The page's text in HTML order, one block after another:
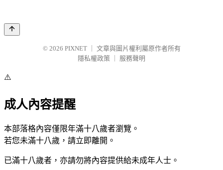
© 2026 PIXNET
文章與圖片權利屬原作者所有
隱私權政策
服務聲明
⚠️
成人內容提醒
本部落格內容僅限年滿十八歲者瀏覽。
若您未滿十八歲，請立即離開。
已滿十八歲者，亦請勿將內容提供給未成年人士。